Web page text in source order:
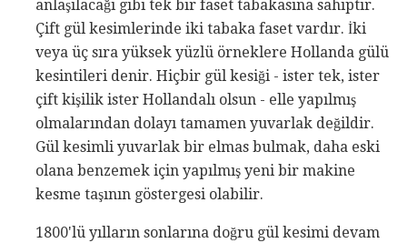
anlaşılacağı gibi tek bir faset tabakasına sahiptir.
Çift gül kesimlerinde iki tabaka faset vardır. İki
veya üç sıra yüksek yüzlü örneklere Hollanda gülü
kesintileri denir. Hiçbir gül kesiği - ister tek, ister
çift kişilik ister Hollandalı olsun - elle yapılmış
olmalarından dolayı tamamen yuvarlak değildir.
Gül kesimli yuvarlak bir elmas bulmak, daha eski
olana benzemek için yapılmış yeni bir makine
kesme taşının göstergesi olabilir.
1800'lü yılların sonlarına doğru gül kesimi devam